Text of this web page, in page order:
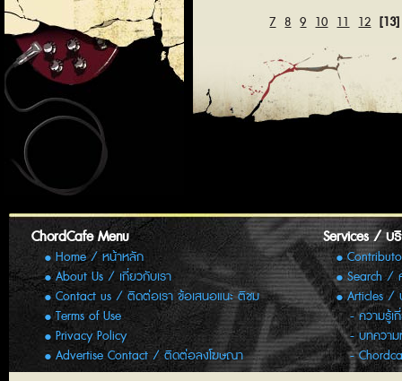
7 8 9 10 11 12 [13]
ChordCafe Menu
Home / หน้าหลัก
About Us / เกี่ยวกับเรา
Contact us / ติดต่อเรา ข้อเสนอแนะ ติชม
Terms of Use
Privacy Policy
Advertise Contact / ติดต่อลงโฆษณา
Services / บ
Search /
Articles /
ความรู้
บทความ